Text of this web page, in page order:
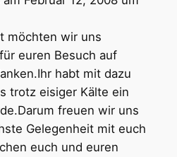
möchten wir uns
euren Besuch auf
habt mit dazu
trotz eisiger Kälte ein
freuen wir uns
Gelegenheit mit euch
euch und euren